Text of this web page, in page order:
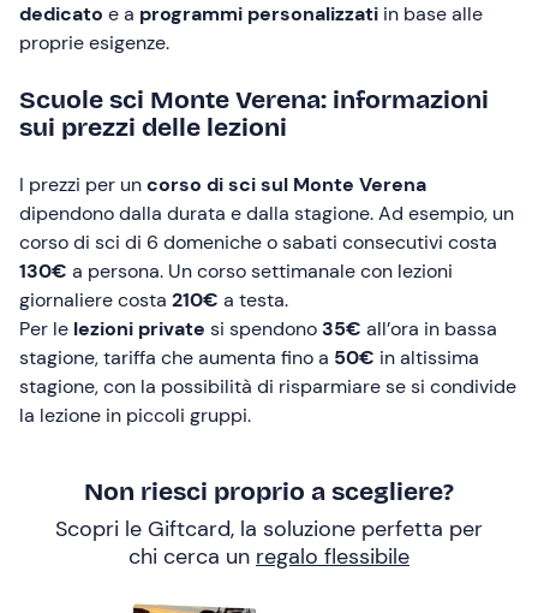
dedicato e a programmi personalizzati in base alle
proprie esigenze.
Scuole sci Monte Verena: informazioni
sui prezzi delle lezioni
I prezzi per uncorso di sci sul Monte Verena
dipendono dalla durata e dalla stagione. Ad esempio, un
corso di sci di 6 domeniche o sabati consecutivi costa
130€ a persona. Un corso settimanale con lezioni
giornaliere costa 210€ a testa.
Per le lezioni private si spendono35€ all’ora in bassa
stagione, tariffa che aumenta fino a 50€ in altissima
stagione, con la possibilità di risparmiare se si condivide
la lezione in piccoli gruppi.
Non riesci proprio a scegliere?
Scopri le Giftcard, la soluzione perfetta per
chi cerca un regalo flessibile